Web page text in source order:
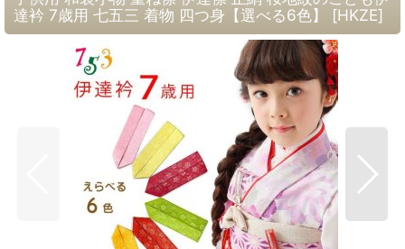
達衿 7歳用 七五三 着物 四つ身【選べる6色】
[HKZE]